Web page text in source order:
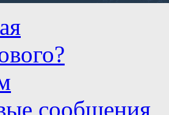
сообщения